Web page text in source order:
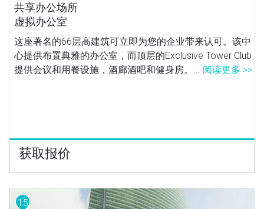
共享办公场所
虚拟办公室
这座著名的66层高建筑可立即为您的企业带来认可。该中
心提供布置典雅的办公室，而顶层的Exclusive Tower Club
提供会议和用餐设施，酒廊酒吧和健身房。... 阅读更多 >>
获取报价
15